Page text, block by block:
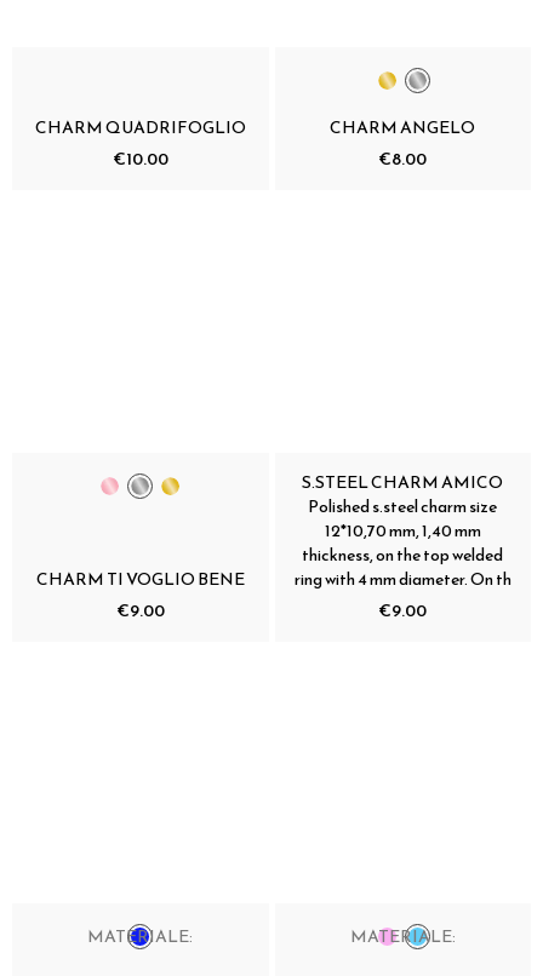
CHARM QUADRIFOGLIO
€10.00
CHARM ANGELO
€8.00
CHARM TI VOGLIO BENE
€9.00
S.STEEL CHARM AMICO
Polished s.steel charm size
12*10,70 mm, 1,40 mm
thickness, on the top welded
ring with 4 mm diameter. On th
€9.00
MATERIALE: MATERIALE: